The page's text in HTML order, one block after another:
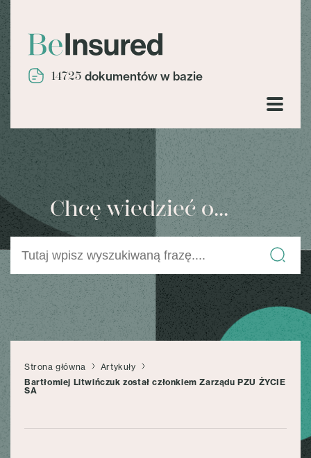
14725 dokumentów w bazie
Chcę wiedzieć o...
Strona główna
Artykuły
Bartłomiej Litwińczuk został członkiem Zarządu PZU ŻYCIE
SA